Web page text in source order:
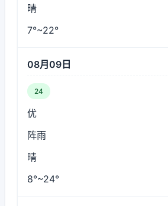
晴
7°~22°
08月09日
24
优
阵雨
晴
8°~24°